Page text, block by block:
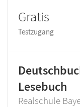
Gratis
Testzugang
Lesebuch
Realschule